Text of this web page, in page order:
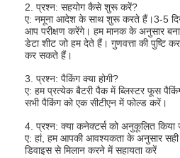
2. प्रश्न: सहयोग कैसे शुरू करें?
ए: नमूना आदेश के साथ शुरू करते हैं।3-5
आप परीक्षण करेंगे। हम मानक के अनुसार
डेटा शीट जो हम देते हैं। गुणवत्ता की पुष्टि
कर सकते हैं।
3. प्रश्न: पैकिंग क्या होगी?
ए: हम प्रत्येक बैटरी पैक में ब्लिस्टर फूस
सभी पैकिंग को एक सीटीएन में फोल्ड करें।
4. प्रश्न: क्या कनेक्टर्स को अनुकूलित किया
ए: हां, हम आपकी आवश्यकता के अनुसार
डिवाइस से मिलान करने में सहायता करें